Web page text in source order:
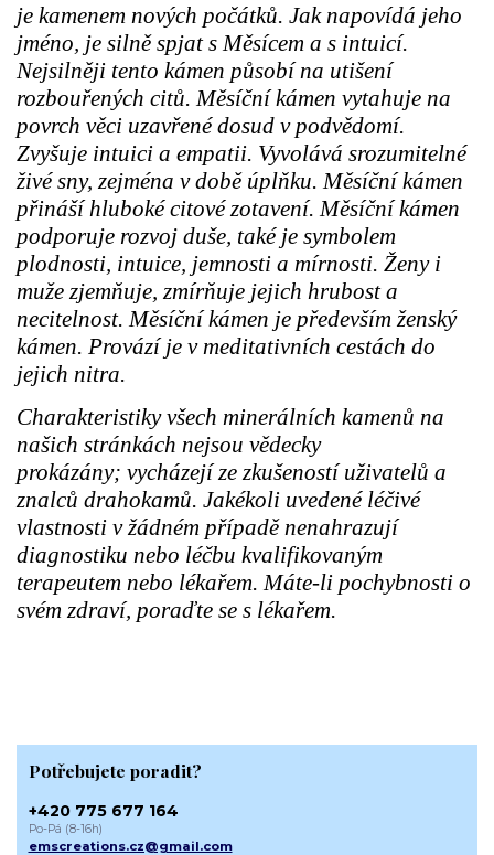
je kamenem nových počátků. Jak napovídá jeho
jméno, je silně spjat s Měsícem a s intuicí.
Nejsilněji tento kámen působí na utišení
rozbouřených citů. Měsíční kámen vytahuje na
povrch věci uzavřené dosud v podvědomí.
Zvyšuje intuici a empatii. Vyvolává srozumitelné
živé sny, zejména v době úplňku. Měsíční kámen
přináší hluboké citové zotavení. Měsíční kámen
podporuje rozvoj duše, také je symbolem
plodnosti, intuice, jemnosti a mírnosti. Ženy i
muže zjemňuje, zmírňuje jejich hrubost a
necitelnost. Měsíční kámen je především ženský
kámen. Provází je v meditativních cestách do
jejich nitra.
Charakteristiky všech minerálních kamenů na
našich stránkách nejsou vědecky
prokázány; vycházejí ze zkušeností uživatelů a
znalců drahokamů. Jakékoli uvedené léčivé
vlastnosti v žádném případě nenahrazují
diagnostiku nebo léčbu kvalifikovaným
terapeutem nebo lékařem. Máte-li pochybnosti o
svém zdraví, poraďte se s lékařem.
Potřebujete poradit?
+420 775 677 164
Po-Pá (8-16h)
emscreations.cz@gmail.com